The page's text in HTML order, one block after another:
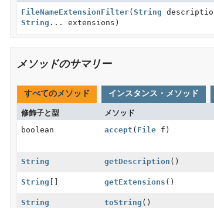
FileNameExtensionFilter( String
String ... extensions)
メソッドのサマリー
すべてのメソッド インスタンス・メソッド
修飾子と型 メソッド
boolean
accept ( Filef)
String getDescription ()
String getExtensions ()
String toString ()